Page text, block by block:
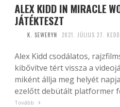
ALEX KIDD IN MIRACLE
JÁTÉKTESZT
K. SEWERYN 2021. JÚLIUS 27. KEDD
Alex Kidd csodálatos,
kibővítve tért vissza a
miként állja meg helyét
ezelőtt debütált platformer
Tovább